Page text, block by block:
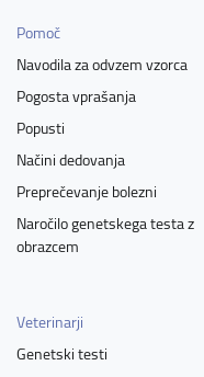
Pomoč
Navodila za odvzem vzorca
Pogosta vprašanja
Popusti
Načini dedovanja
Preprečevanje bolezni
Naročilo genetskega testa z
obrazcem
Veterinarji
Genetski testi